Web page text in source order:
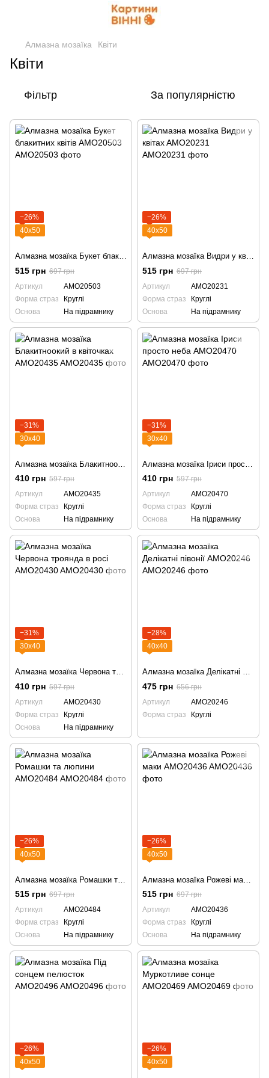
Алмазна мозаїка Квіти
Квіти
Фільтр За популярністю
−26%
40х50
Алмазна мозаїка Букет блакитних квітів AMO20503
515 грн 697 грн
Артикул
AMO20503
Форма страз
Круглі
Основа
На підрамнику
−26%
40х50
Алмазна мозаїка Видри у квітаx AMO20231
515 грн 697 грн
Артикул
AMO20231
Форма страз
Круглі
Основа
На підрамнику
−31%
30х40
410 грн 597 грн
Артикул
AMO20435
Форма страз
Круглі
Основа
На підрамнику
−31%
30х40
410 грн 597 грн
Артикул
AMO20470
Форма страз
Круглі
Основа
На підрамнику
−31%
30х40
Алмазна мозаїка Червона троянда в росі AMO20430
410 грн 597 грн
Артикул
AMO20430
Форма страз
Круглі
Основа
На підрамнику
−28%
40х40
Алмазна мозаїка Делікатні півонії AMO20246
475 грн 656 грн
Артикул
AMO20246
Форма страз
Круглі
−26%
40х50
515 грн 697 грн
Артикул
AMO20484
Форма страз
Круглі
Основа
На підрамнику
−26%
40х50
515 грн 697 грн
Артикул
AMO20436
Форма страз
Круглі
Основа
На підрамнику
−26%
40х50
−26%
40х50